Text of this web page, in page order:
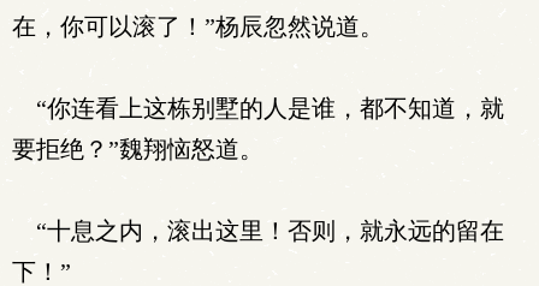
在，你可以滚了！”杨辰忽然说道。
“你连看上这栋别墅的人是谁，都不知道，就
要拒绝？”魏翔恼怒道。
“十息之内，滚出这里！否则，就永远的留在
下！”